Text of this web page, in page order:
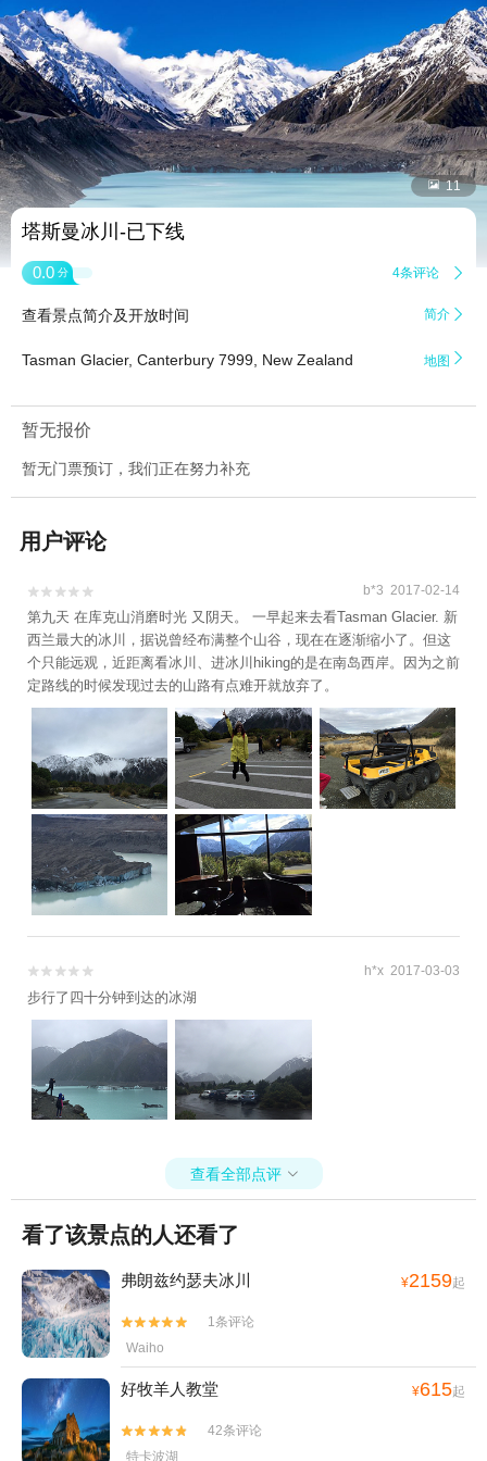
 11
塔斯曼冰川-已下线
0.0 分 4条评论 
查看景点简介及开放时间 简介 
Tasman Glacier, Canterbury 7999, New Zealand 地图 
暂无报价
暂无门票预订，我们正在努力补充
用户评论

 b*3 2017-02-14
第九天 在库克山消磨时光 又阴天。 一早起来去看Tasman Glacier. 新
西兰最大的冰川，据说曾经布满整个山谷，现在在逐渐缩小了。但这
个只能远观，近距离看冰川、进冰川hiking的是在南岛西岸。因为之前
定路线的时候发现过去的山路有点难开就放弃了。

 h*x 2017-03-03
步行了四十分钟到达的冰湖
查看全部点评 
看了该景点的人还看了
弗朗兹约瑟夫冰川 ¥2159起


1条评论
Waiho
好牧羊人教堂 ¥615起


42条评论
特卡波湖
